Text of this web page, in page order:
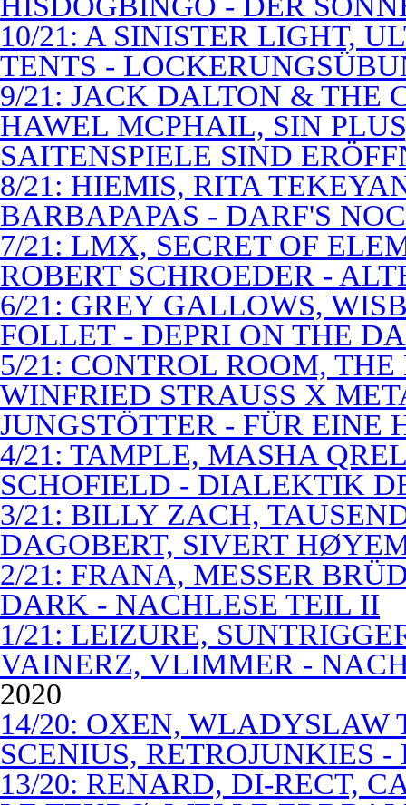
10/21: A SINISTER LIGHT,
TENTS -
9/21: JACK DALTON & THE
HAWEL MCPHAIL, SIN
SAITENSPIELE SIND
8/21: HIEMIS, RITA
BARBAPAPAS - DARF'S
7/21: LMX, SECRET OF
ROBERT SCHROEDER -
6/21: GREY GALLOWS,
FOLLET - DEPRI ON THE
5/21: CONTROL ROOM,
WINFRIED STRAUSS X
JUNGSTÖTTER - FÜR EINE
4/21: TAMPLE, MASHA
SCHOFIELD - DIALEKTIK
3/21: BILLY ZACH,
DAGOBERT, SIVERT
2/21: FRANA, MESSER
DARK - NACHLESE TEIL II
1/21: LEIZURE,
VAINERZ, VLIMMER -
2020
14/20: OXEN, WLADYSLAW
SCENIUS, RETROJUNKIES
13/20: RENARD, DI-RECT,